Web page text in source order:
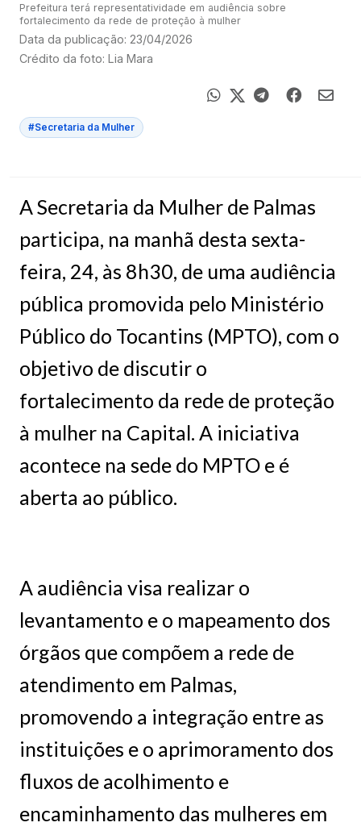
Prefeitura terá representatividade em audiência sobre
fortalecimento da rede de proteção à mulher
Data da publicação: 23/04/2026
Crédito da foto: Lia Mara
#Secretaria da Mulher
A Secretaria da Mulher de Palmas
participa, na manhã desta sexta-
feira, 24, às 8h30, de uma audiência
pública promovida pelo Ministério
Público do Tocantins (MPTO), com o
objetivo de discutir o
fortalecimento da rede de proteção
à mulher na Capital. A iniciativa
acontece na sede do MPTO e é
aberta ao público.
A audiência visa realizar o
levantamento e o mapeamento dos
órgãos que compõem a rede de
atendimento em Palmas,
promovendo a integração entre as
instituições e o aprimoramento dos
fluxos de acolhimento e
encaminhamento das mulheres em